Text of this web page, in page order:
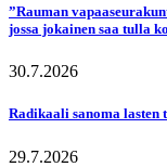
”Rauman
jossa jokainen saa tulla
30.7.2026
Radikaali sanoma lasten
29.7.2026